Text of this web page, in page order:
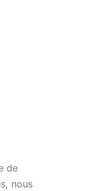
de
nous